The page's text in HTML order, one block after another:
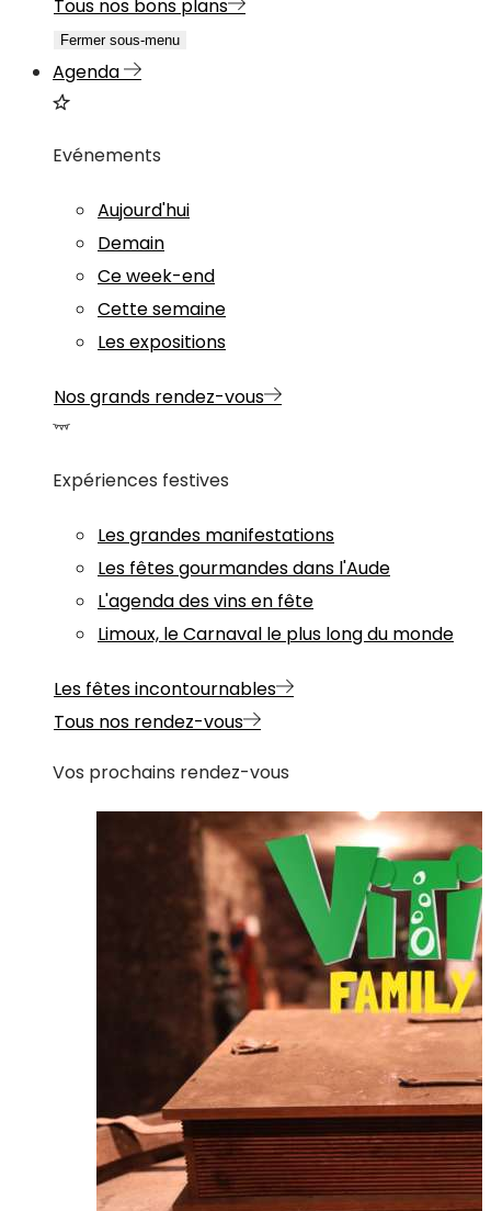
Tous nos bons plans
Fermer sous-menu
Agenda
Evénements
Aujourd'hui
Demain
Ce week-end
Cette semaine
Les expositions
Nos grands rendez-vous
Expériences festives
Les grandes manifestations
Les fêtes gourmandes dans l'Aude
L'agenda des vins en fête
Limoux, le Carnaval le plus long du monde
Les fêtes incontournables
Tous nos rendez-vous
Vos prochains rendez-vous